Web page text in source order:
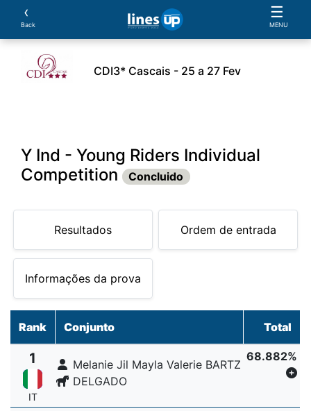
‹
Back
☰
MENU
CDI3* Cascais - 25 a 27 Fev
Y Ind - Young Riders Individual
Competition
Concluido
Resultados Ordem de entrada
Informações da prova
Rank Conjunto Total
1
IT
Melanie Jil Mayla Valerie BARTZ
DELGADO
68.882%